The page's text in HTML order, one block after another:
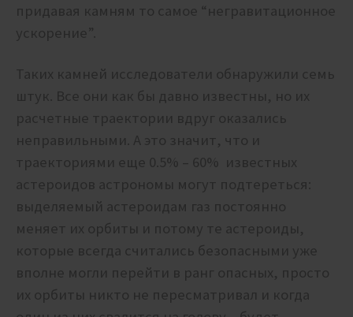
придавая камням то самое “негравитационное
ускорение”.
Таких камней исследователи обнаружили семь
штук. Все они как бы давно известны, но их
расчетные траектории вдруг оказались
неправильными. А это значит, что и
траекториями еще 0.5% – 60% известных
астероидов астрономы могут подтереться:
выделяемый астероидам газ постоянно
меняет их орбиты и потому те астероиды,
которые всегда считались безопасными уже
вполне могли перейти в ранг опасных, просто
их орбиты никто не пересматривал и когда